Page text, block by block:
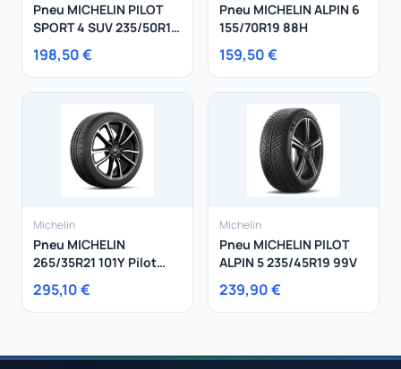
Pneu MICHELIN PILOT
SPORT 4 SUV 235/50R19
99W
198,50 €
Pneu MICHELIN ALPIN 6
155/70R19 88H
159,50 €
Michelin
Pneu MICHELIN
265/35R21 101Y Pilot
Super Sport XL
295,10 €
Michelin
Pneu MICHELIN PILOT
ALPIN 5 235/45R19 99V
239,90 €